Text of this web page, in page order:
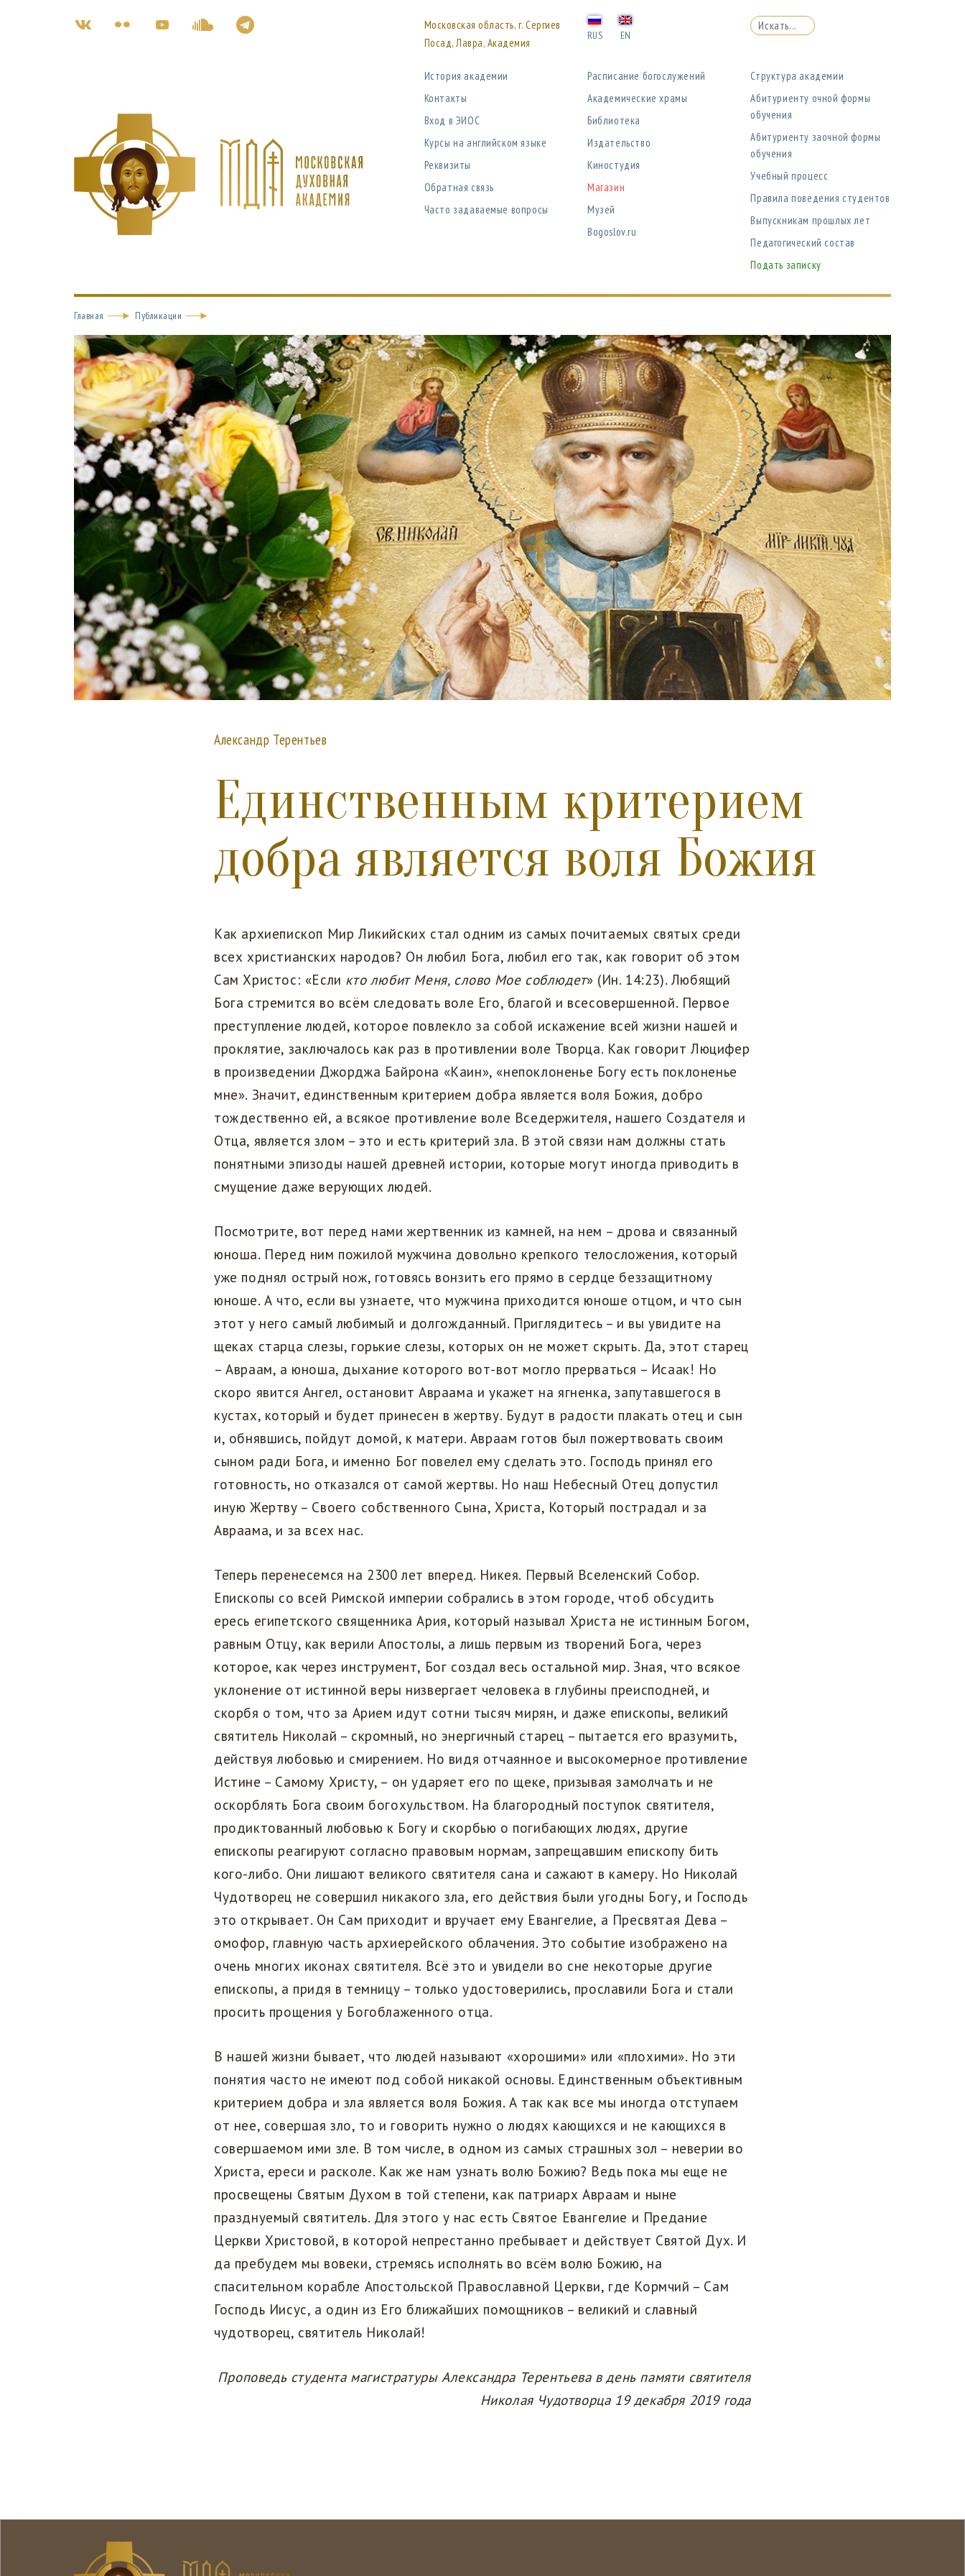
Московская область, г. Сергиев
Посад, Лавра, Академия
RUS EN
История академии
Контакты
Вход в ЭИОС
Курсы на английском языке
Реквизиты
Обратная связь
Часто задаваемые вопросы
Расписание богослужений
Академические храмы
Библиотека
Издательство
Киностудия
Магазин
Музей
Bogoslov.ru
Структура академии
Абитуриенту очной формы
обучения
Абитуриенту заочной формы
обучения
Учебный процесс
Правила поведения студентов
Выпускникам прошлых лет
Педагогический состав
Подать записку
Главная Публикации
Александр Терентьев
Единственным критерием
добра является воля Божия
Как архиепископ Мир Ликийских стал одним из самых почитаемых святых среди
всех христианских народов? Он любил Бога, любил его так, как говорит об этом
Сам Христос: «Если кто любит Меня, слово Мое соблюдет» (Ин. 14:23). Любящий
Бога стремится во всём следовать воле Его, благой и всесовершенной. Первое
преступление людей, которое повлекло за собой искажение всей жизни нашей и
проклятие, заключалось как раз в противлении воле Творца. Как говорит Люцифер
в произведении Джорджа Байрона «Каин», «непоклоненье Богу есть поклоненье
мне». Значит, единственным критерием добра является воля Божия, добро
тождественно ей, а всякое противление воле Вседержителя, нашего Создателя и
Отца, является злом – это и есть критерий зла. В этой связи нам должны стать
понятными эпизоды нашей древней истории, которые могут иногда приводить в
смущение даже верующих людей.
Посмотрите, вот перед нами жертвенник из камней, на нем – дрова и связанный
юноша. Перед ним пожилой мужчина довольно крепкого телосложения, который
уже поднял острый нож, готовясь вонзить его прямо в сердце беззащитному
юноше. А что, если вы узнаете, что мужчина приходится юноше отцом, и что сын
этот у него самый любимый и долгожданный. Приглядитесь – и вы увидите на
щеках старца слезы, горькие слезы, которых он не может скрыть. Да, этот старец
– Авраам, а юноша, дыхание которого вот-вот могло прерваться – Исаак! Но
скоро явится Ангел, остановит Авраама и укажет на ягненка, запутавшегося в
кустах, который и будет принесен в жертву. Будут в радости плакать отец и сын
и, обнявшись, пойдут домой, к матери. Авраам готов был пожертвовать своим
сыном ради Бога, и именно Бог повелел ему сделать это. Господь принял его
готовность, но отказался от самой жертвы. Но наш Небесный Отец допустил
иную Жертву – Своего собственного Сына, Христа, Который пострадал и за
Авраама, и за всех нас.
Теперь перенесемся на 2300 лет вперед. Никея. Первый Вселенский Собор.
Епископы со всей Римской империи собрались в этом городе, чтоб обсудить
ересь египетского священника Ария, который называл Христа не истинным Богом,
равным Отцу, как верили Апостолы, а лишь первым из творений Бога, через
которое, как через инструмент, Бог создал весь остальной мир. Зная, что всякое
уклонение от истинной веры низвергает человека в глубины преисподней, и
скорбя о том, что за Арием идут сотни тысяч мирян, и даже епископы, великий
святитель Николай – скромный, но энергичный старец – пытается его вразумить,
действуя любовью и смирением. Но видя отчаянное и высокомерное противление
Истине – Самому Христу, – он ударяет его по щеке, призывая замолчать и не
оскорблять Бога своим богохульством. На благородный поступок святителя,
продиктованный любовью к Богу и скорбью о погибающих людях, другие
епископы реагируют согласно правовым нормам, запрещавшим епископу бить
кого-либо. Они лишают великого святителя сана и сажают в камеру. Но Николай
Чудотворец не совершил никакого зла, его действия были угодны Богу, и Господь
это открывает. Он Сам приходит и вручает ему Евангелие, а Пресвятая Дева –
омофор, главную часть архиерейского облачения. Это событие изображено на
очень многих иконах святителя. Всё это и увидели во сне некоторые другие
епископы, а придя в темницу – только удостоверились, прославили Бога и стали
просить прощения у Богоблаженного отца.
В нашей жизни бывает, что людей называют «хорошими» или «плохими». Но эти
понятия часто не имеют под собой никакой основы. Единственным объективным
критерием добра и зла является воля Божия. А так как все мы иногда отступаем
от нее, совершая зло, то и говорить нужно о людях кающихся и не кающихся в
совершаемом ими зле. В том числе, в одном из самых страшных зол – неверии во
Христа, ереси и расколе. Как же нам узнать волю Божию? Ведь пока мы еще не
просвещены Святым Духом в той степени, как патриарх Авраам и ныне
празднуемый святитель. Для этого у нас есть Святое Евангелие и Предание
Церкви Христовой, в которой непрестанно пребывает и действует Святой Дух. И
да пребудем мы вовеки, стремясь исполнять во всём волю Божию, на
спасительном корабле Апостольской Православной Церкви, где Кормчий – Сам
Господь Иисус, а один из Его ближайших помощников – великий и славный
чудотворец, святитель Николай!
Проповедь студента магистратуры Александра Терентьева в день памяти святителя
Николая Чудотворца 19 декабря 2019 года